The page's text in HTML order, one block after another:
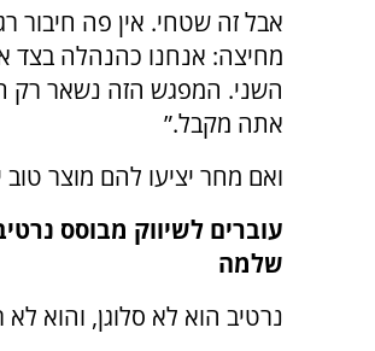
אבל זה שטחי. אין פה חיבור
מחיצה: אנחנו כהנהלה בצד
השני. המפגש הזה נשאר רק
אתה מקבל.”
ואם מחר יציעו להם מוצר
עוברים לשיווק מבוסס
שלמה
נרטיב הוא לא סלוגן, והוא לא